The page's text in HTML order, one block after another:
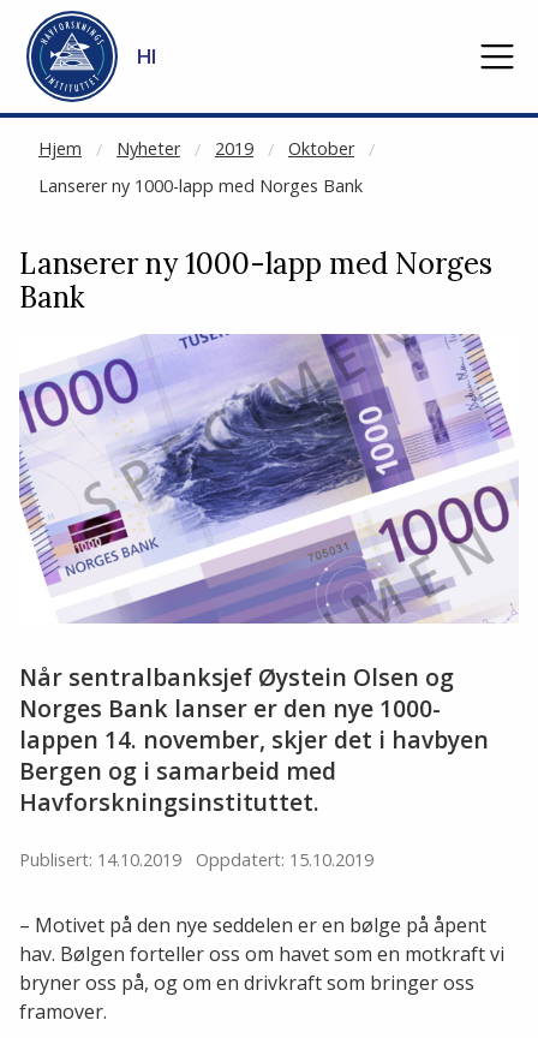
Gå til hovedinnhold
HI
Hjem Nyheter 2019
Oktober
Lanserer ny 1000-lapp med Norges Bank
NOT CACHED
Lanserer ny 1000-lapp med Norges
Bank
Når sentralbanksjef Øystein Olsen og
Norges Bank lanser er den nye 1000-
lappen 14. november, skjer det i havbyen
Bergen og i samarbeid med
Havforskningsinstituttet.
Publisert: 14.10.2019 Oppdatert: 15.10.2019
– Motivet på den nye seddelen er en bølge på åpent
hav. Bølgen forteller oss om havet som en motkraft vi
bryner oss på, og om en drivkraft som bringer oss
framover.